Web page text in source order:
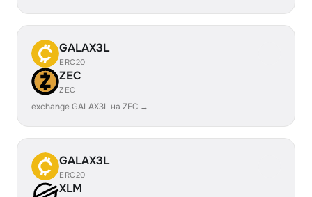
GALAX3L
ERC20
ZEC
ZEC
exchange GALAX3L на ZEC →
GALAX3L
ERC20
XLM